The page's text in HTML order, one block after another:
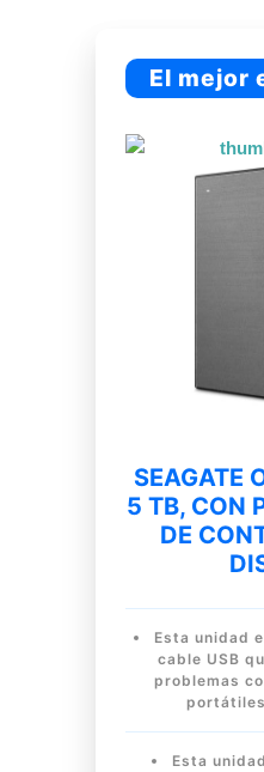
El mejor
SEAGATE
5 TB, CON
DE
Esta unidad
cable USB
problemas
Esta